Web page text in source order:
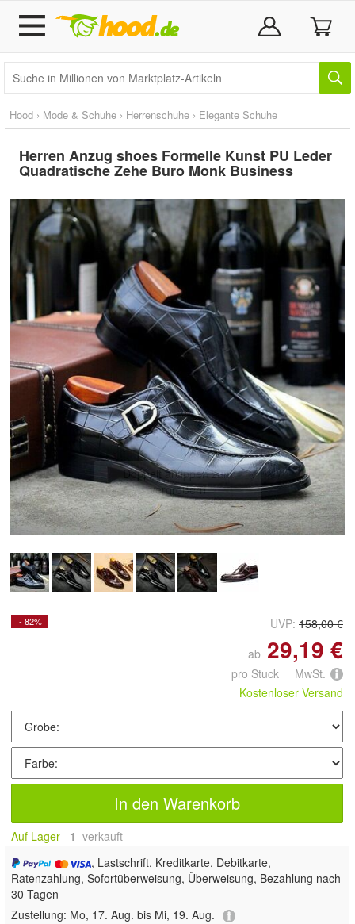
Hood › Mode & Schuhe › Herrenschuhe › Elegante Schuhe
Herren Anzug shoes Formelle Kunst PU Leder
Quadratische Zehe Buro Monk Business
Doppelt antippen zum
vergrößern
- 82% UVP: 158,00 €
ab 29,19 €
pro Stuck MwSt.
Kostenloser Versand
In den Warenkorb
Auf Lager 1 verkauft
, Lastschrift, Kreditkarte, Debitkarte,
Ratenzahlung, Sofortüberweisung, Überweisung, Bezahlung nach
30 Tagen
Zustellung: Mo, 17. Aug. bis Mi, 19. Aug.